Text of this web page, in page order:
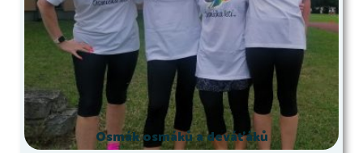
Osmák osmáků a deváťáků